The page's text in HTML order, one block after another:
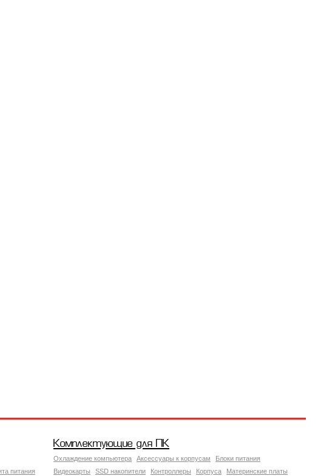
питания
Комплектующие для ПК
Охлаждение компьютера Аксессуары к корпусам
Блоки питания
Видеокарты
SSD накопители Контроллеры Корпуса
Материнские платы